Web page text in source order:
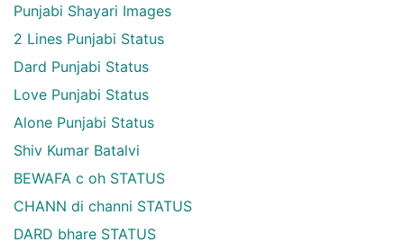
Punjabi Shayari Images
2 Lines Punjabi Status
Dard Punjabi Status
Love Punjabi Status
Alone Punjabi Status
Shiv Kumar Batalvi
BEWAFA c oh STATUS
CHANN di channi STATUS
DARD bhare STATUS